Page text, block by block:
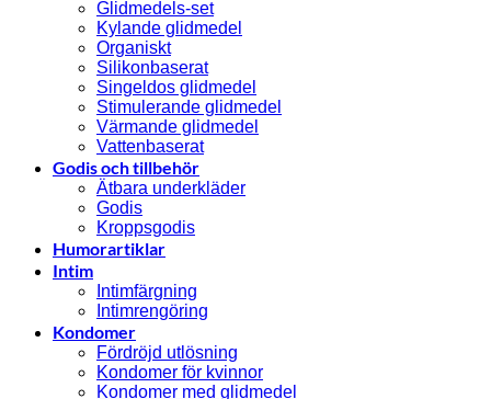
Glidmedels-set
Kylande glidmedel
Organiskt
Silikonbaserat
Singeldos glidmedel
Stimulerande glidmedel
Värmande glidmedel
Vattenbaserat
Godis och tillbehör
Ätbara underkläder
Godis
Kroppsgodis
Humorartiklar
Intim
Intimfärgning
Intimrengöring
Kondomer
Fördröjd utlösning
Kondomer för kvinnor
Kondomer med glidmedel